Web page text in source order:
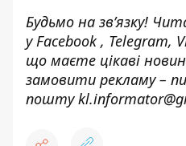
Будьмо на зв’язку!
уFacebook, Telegram,
що маєте цікаві
замовити рекламу –
пошту